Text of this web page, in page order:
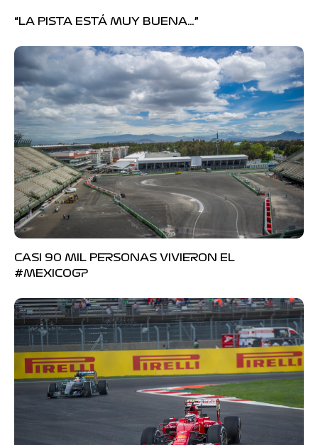
“LA PISTA ESTÁ MUY BUENA…”
CASI 90 MIL PERSONAS VIVIERON EL
#MEXICOGP